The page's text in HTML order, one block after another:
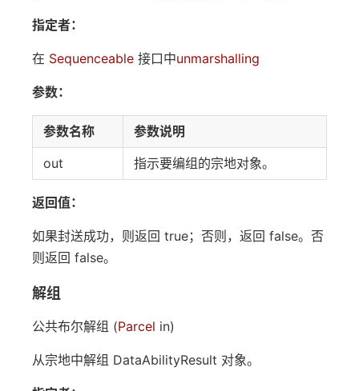
指定者：
在 Sequenceable 接口中unmarshalling
参数：
参数名称
参数说明
out
指示要编组的宗地对象。
返回值：
如果封送成功，则返回 true；否则，返回 false。否
则返回 false。
解组
公共布尔解组 (Parcel in)
从宗地中解组 DataAbilityResult 对象。